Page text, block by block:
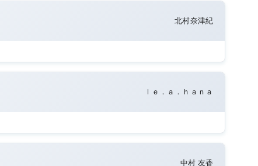
北村奈津紀
ｌｅ．ａ．ｈａｎａ
中村 友香